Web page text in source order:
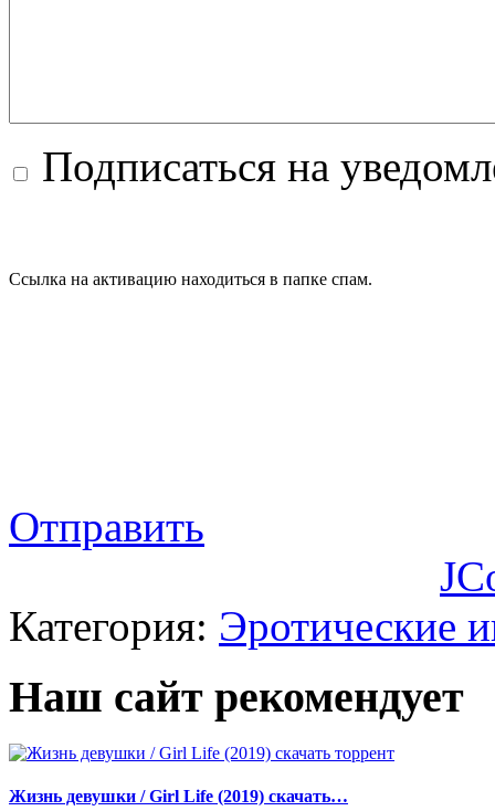
Подписаться на
Ссылка на активацию находиться в папке спам.
Отправить
Категория: Эротические
Наш сайт рекомендует
Жизнь девушки / Girl Life (2019) скачать…